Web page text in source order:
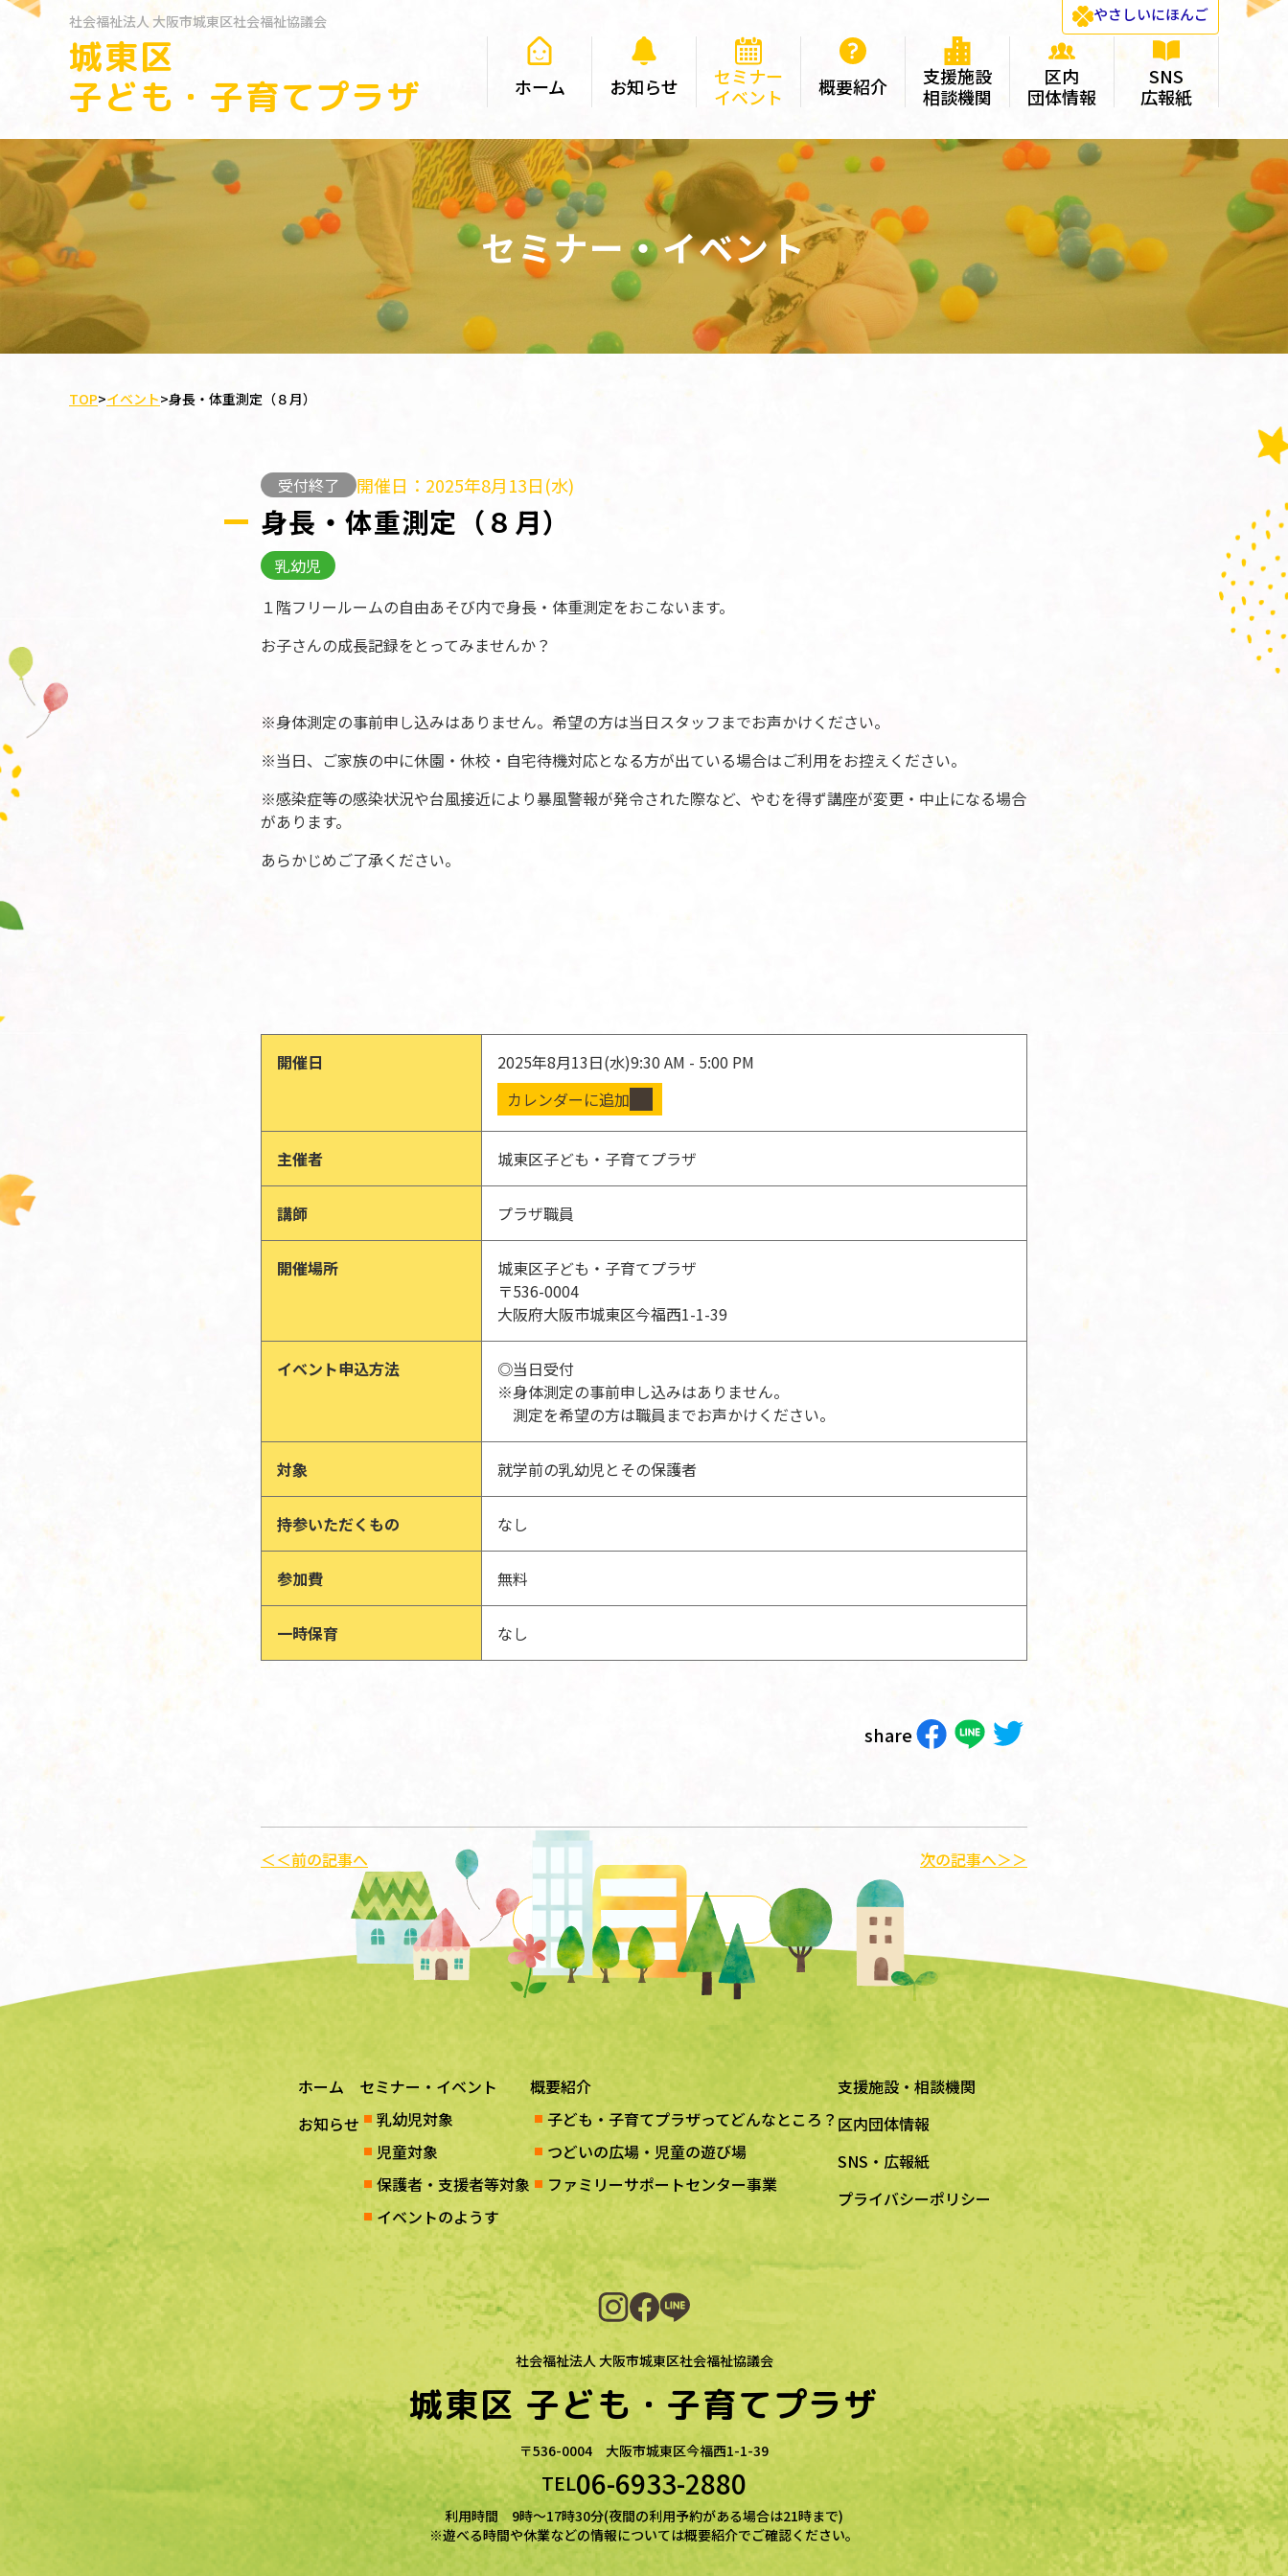
社会福祉法人大阪市城東区社会福祉協議会
城東区
子ども・子育てプラザ
やさしいにほんご
ホーム お知らせ
セミナー
イベント
概要紹介
支援施設
相談機関
区内
団体情報
SNS
広報紙
セミナー・イベント
TOP>イベント>身長・体重測定（８月）
受付終了 開催日：2025年8月13日(水)
身長・体重測定（８月）
乳幼児
１階フリールームの自由あそび内で身長・体重測定をおこないます。
お子さんの成長記録をとってみませんか？
※身体測定の事前申し込みはありません。希望の方は当日スタッフまでお声かけください。
※当日、ご家族の中に休園・休校・自宅待機対応となる方が出ている場合はご利用をお控えください。
※感染症等の感染状況や台風接近により暴風警報が発令された際など、やむを得ず講座が変更・中止になる場合
があります。
あらかじめご了承ください。
開催日 2025年8月13日(水)9:30 AM - 5:00 PM
カレンダーに追加
主催者 城東区子ども・子育てプラザ
講師 プラザ職員
開催場所
城東区子ども・子育てプラザ
〒536-0004
大阪府大阪市城東区今福西1-1-39
イベント申込方法
◎当日受付
※身体測定の事前申し込みはありません。
測定を希望の方は職員までお声かけください。
対象 就学前の乳幼児とその保護者
持参いただくもの なし
参加費 無料
一時保育 なし
share
＜＜前の記事へ
一覧に戻る
次の記事へ＞＞
ホーム
お知らせ
セミナー・イベント
乳幼児対象
児童対象
保護者・支援者等対象
イベントのようす
概要紹介
子ども・子育てプラザってどんなところ？
つどいの広場・児童の遊び場
ファミリーサポートセンター事業
支援施設・相談機関
区内団体情報
SNS・広報紙
プライバシーポリシー
社会福祉法人 大阪市城東区社会福祉協議会
城東区子ども・子育てプラザ
〒536-0004 大阪市城東区今福西1-1-39
TEL06-6933-2880
利用時間 9時～17時30分(夜間の利用予約がある場合は21時まで)
※遊べる時間や休業などの情報については概要紹介でご確認ください。